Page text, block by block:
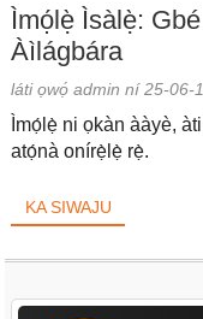
Ìmọ́lẹ̀ Ìsàlẹ̀:
Àìlágbára
láti ọwọ́ admin ní 25-06-
Ìmọ́lẹ̀ ni ọkàn ààyè,
atọ́nà onírẹ̀lẹ̀ rẹ̀.
KA SIWAJU